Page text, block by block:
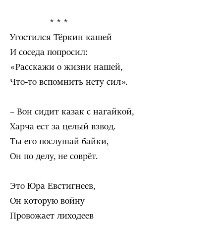
* * *
Угостился Тёркин кашей
И соседа попросил:
«Расскажи о жизни нашей,
Что-то вспомнить нету сил».
– Вон сидит казак с нагайкой,
Харча ест за целый взвод.
Ты его послушай байки,
Он по делу, не соврёт.
Это Юра Евстигнеев,
Он которую войну
Провожает лиходеев